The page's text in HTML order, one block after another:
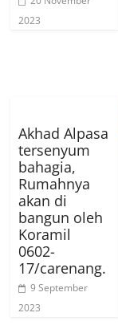
2023
Akhad Alpasa
tersenyum
bahagia,
Rumahnya
akan di
bangun oleh
Koramil
0602-
17/carenang.
9 September
2023